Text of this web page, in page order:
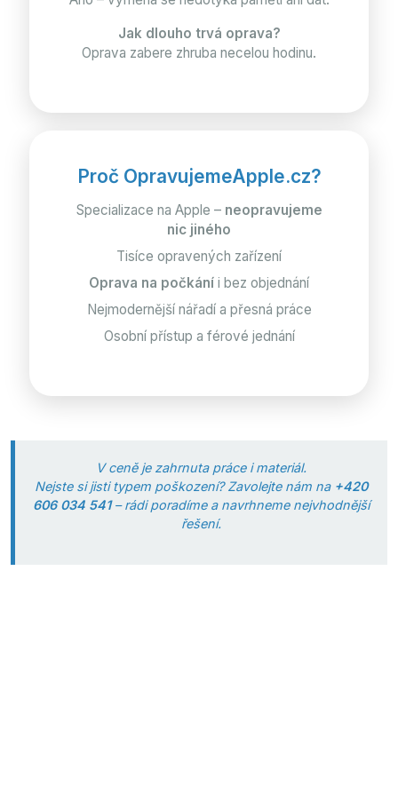
Jak dlouho trvá oprava?
Oprava zabere zhruba necelou hodinu.
Proč OpravujemeApple.cz?
Specializace na Apple – neopravujeme
nic jiného
Tisíce opravených zařízení
Oprava na počkání i bez objednání
Nejmodernější nářadí a přesná práce
Osobní přístup a férové jednání
V ceně je zahrnuta práce i materiál.
Nejste si jisti typem poškození? Zavolejte nám na +420
606 034 541– rádi poradíme a navrhneme nejvhodnější
řešení.